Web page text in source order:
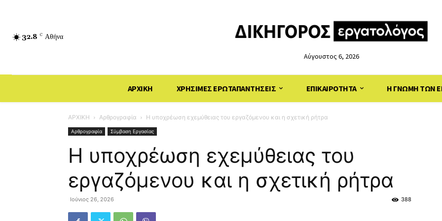
32.8 C Αθήνα
Αύγουστος 6, 2026
ΑΡΧΙΚΗ ΧΡΗΣΙΜΕΣ ΕΡΩΤΑΠΑΝΤΗΣΕΙΣ ΕΠΙΚΑΙΡΟΤΗΤΑ Η ΓΝΩΜΗ ΤΩΝ
ΑΡΧΙΚΗ Αρθρογραφία Η υποχρέωση εχεμύθειας του εργαζόμενου και η σχετική ρήτρα
Αρθρογραφία Σύμβαση Εργασίας
Η υποχρέωση εχεμύθειας του
εργαζόμενου και η σχετική ρήτρα
Ιούνιος 26, 2026 388